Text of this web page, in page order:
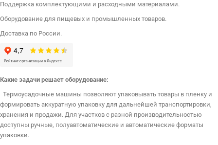
Поддержка комплектующими и расходными материалами.
Оборудование для пищевых и промышленных товаров.
Доставка по России.
Какие задачи решает оборудование:
Термоусадочные машины позволяют упаковывать товары в пленку и
формировать аккуратную упаковку для дальнейшей транспортировки,
хранения и продажи. Для участков с разной производительностью
доступны ручные, полуавтоматические и автоматические форматы
упаковки.